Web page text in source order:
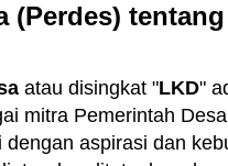
(Perdes)
atau disingkat "LKD"
mitra Pemerintah
aspirasi dan